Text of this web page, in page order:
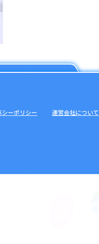
シーポリシー 運営会社について